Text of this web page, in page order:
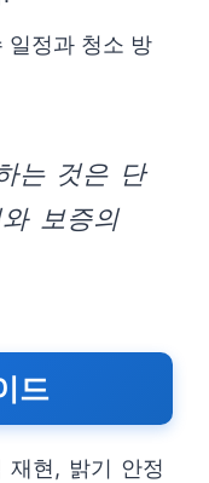
일정과 청소 방
는 것은 단
보증의
드
재현, 밝기 안정